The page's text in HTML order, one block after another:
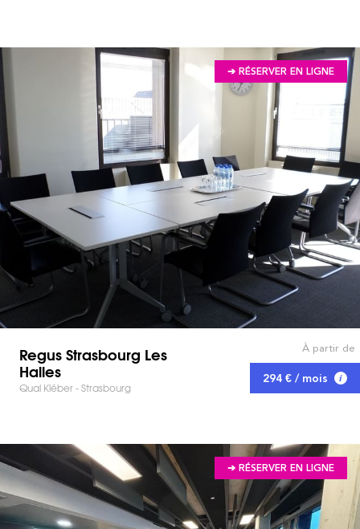
➔ RÉSERVER EN LIGNE
Regus Strasbourg Les
Halles
Quai Kléber - Strasbourg
À partir de
294 € / mois
➔ RÉSERVER EN LIGNE